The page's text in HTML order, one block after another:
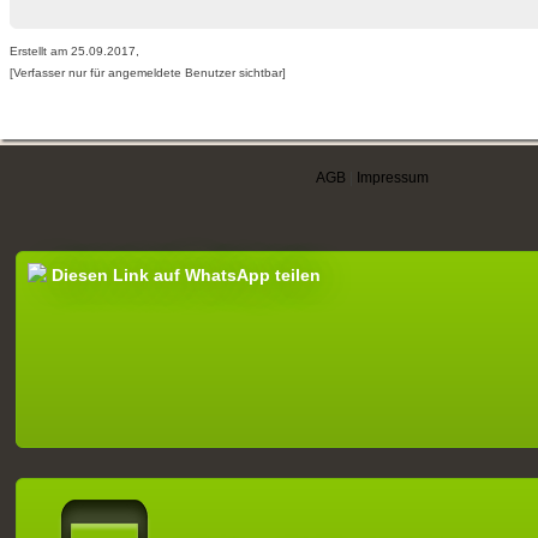
Erstellt am 25.09.2017,
[Verfasser nur für angemeldete Benutzer sichtbar]
AGB Impressum
Diesen Link auf WhatsApp teilen